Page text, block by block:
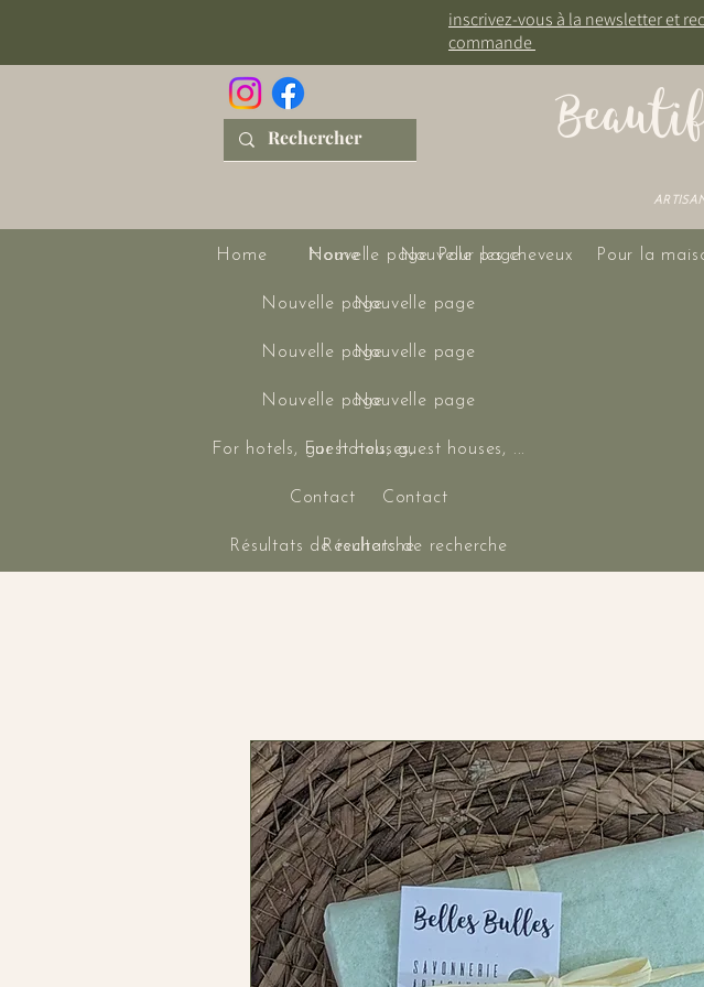
inscrivez-vous à la newsletter et
commande
Home Nouvelle page
Nouvelle page
Nouvelle page
Nouvelle page
For hotels, guest houses, ...
Contact
Résultats de recherche
Home Nouvelle page
Nouvelle page
Nouvelle page
Nouvelle page
For hotels, guest houses, ...
Contact
Résultats de recherche
Pour les cheveux Pour la